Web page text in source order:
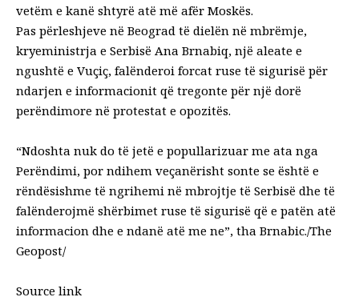
vetëm e kanë shtyrë atë më afër Moskës.
Pas përleshjeve në Beograd të dielën në mbrëmje,
kryeministrja e Serbisë Ana Brnabiq, një aleate e
ngushtë e Vuçiç, falënderoi forcat ruse të sigurisë për
ndarjen e informacionit që tregonte për një dorë
perëndimore në protestat e opozitës.
“Ndoshta nuk do të jetë e popullarizuar me ata nga
Perëndimi, por ndihem veçanërisht sonte se është e
rëndësishme të ngrihemi në mbrojtje të Serbisë dhe të
falënderojmë shërbimet ruse të sigurisë që e patën atë
informacion dhe e ndanë atë me ne”, tha Brnabic./The
Geopost/
Source link